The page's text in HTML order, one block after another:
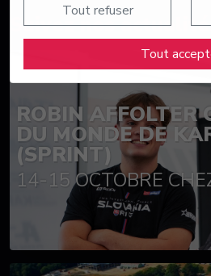
Tout refuser
Tout
Suivez nos
ROBIN AFFOLTER
DU MONDE DE
(SPRINT)
14-15 OCTOBRE